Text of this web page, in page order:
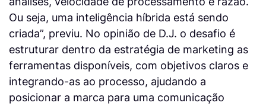
Ou seja, uma inteligência híbrida está sendo
criada”, previu. No opinião de D.J. o desafio é
estruturar dentro da estratégia de marketing as
ferramentas disponíveis, com objetivos claros e
integrando-as ao processo, ajudando a
posicionar a marca para uma comunicação